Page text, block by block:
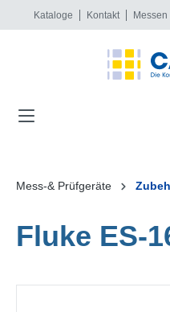
springen
Kataloge Kontakt Messen
Mess-& Prüfgeräte
Fluke ES-